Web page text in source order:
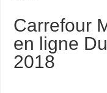
Carrefour
en ligne
2018